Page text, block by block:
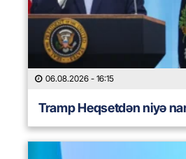
06.08.2026 - 16:15
Tramp Heqsetdən niyə